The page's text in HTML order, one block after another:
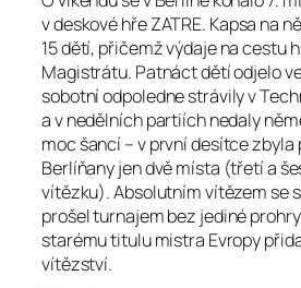
v deskové hře ZATRE. Kapsa na
15 dětí, přičemž výdaje na cestu
Magistrátu. Patnáct dětí odjelo
sobotní odpoledne strávily v
a v nedělních partiích nedaly
moc šancí – v první desítce zbyla
Berlíňany jen dvě místa (třetí a
vítězku). Absolutním vítězem se
prošel turnajem bez jediné
starému titulu mistra Evropy
vítězství.